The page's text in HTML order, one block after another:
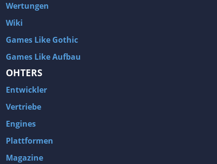
Wertungen
Wiki
Games Like Gothic
Games Like Aufbau
OHTERS
Entwickler
Vertriebe
Engines
Plattformen
Magazine